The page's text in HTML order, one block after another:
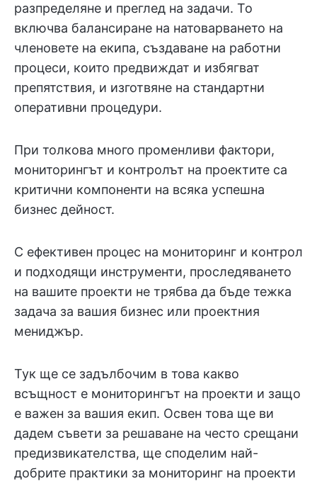
разпределяне и преглед на задачи. То
включва балансиране на натоварването на
членовете на екипа, създаване на работни
процеси, които предвиждат и избягват
препятствия, и изготвяне на стандартни
оперативни процедури.
При толкова много променливи фактори,
мониторингът и контролът на проектите са
критични компоненти на всяка успешна
бизнес дейност.
С ефективен процес на мониторинг и контрол
и подходящи инструменти, проследяването
на вашите проекти не трябва да бъде тежка
задача за вашия бизнес или проектния
мениджър.
Тук ще се задълбочим в това какво
всъщност е мониторингът на проекти и защо
е важен за вашия екип. Освен това ще ви
дадем съвети за решаване на често срещани
предизвикателства, ще споделим най-
добрите практики за мониторинг на проекти